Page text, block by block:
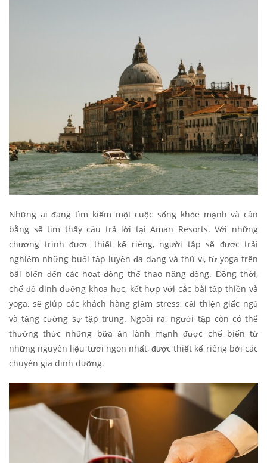
Những ai đang tìm kiếm một cuộc sống khỏe mạnh và cân
bằng sẽ tìm thấy câu trả lời tại Aman Resorts. Với những
chương trình được thiết kế riêng, người tập sẽ được trải
nghiệm những buổi tập luyện đa dạng và thú vị, từ yoga trên
bãi biển đến các hoạt động thể thao năng động. Đồng thời,
chế độ dinh dưỡng khoa học, kết hợp với các bài tập thiền và
yoga, sẽ giúp các khách hàng giảm stress, cải thiện giấc ngủ
và tăng cường sự tập trung. Ngoài ra, người tập còn có thể
thưởng thức những bữa ăn lành mạnh được chế biến từ
những nguyên liệu tươi ngon nhất, được thiết kế riêng bởi các
chuyên gia dinh dưỡng.